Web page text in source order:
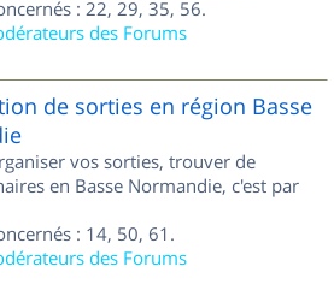
: 22, 29, 35, 56.
des Forums
de sorties en région Basse
vos sorties, trouver de
en Basse Normandie, c'est par
: 14, 50, 61.
des Forums